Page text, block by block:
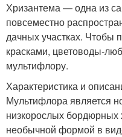
Хризантема — одна из
повсеместно
дачных участках. Чтобы
красками, цветоводы-
мультифлору.
Характеристика и
Мультифлора является
низкорослых бордюрных
необычной формой в